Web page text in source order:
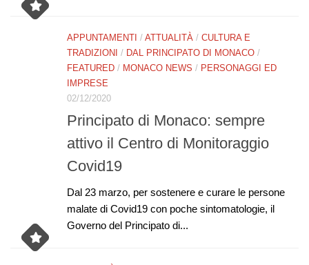
APPUNTAMENTI / ATTUALITÀ / CULTURA E
TRADIZIONI / DAL PRINCIPATO DI MONACO /
FEATURED / MONACO NEWS / PERSONAGGI ED
IMPRESE
02/12/2020
Principato di Monaco: sempre
attivo il Centro di Monitoraggio
Covid19
Dal 23 marzo, per sostenere e curare le persone
malate di Covid19 con poche sintomatologie, il
Governo del Principato di...